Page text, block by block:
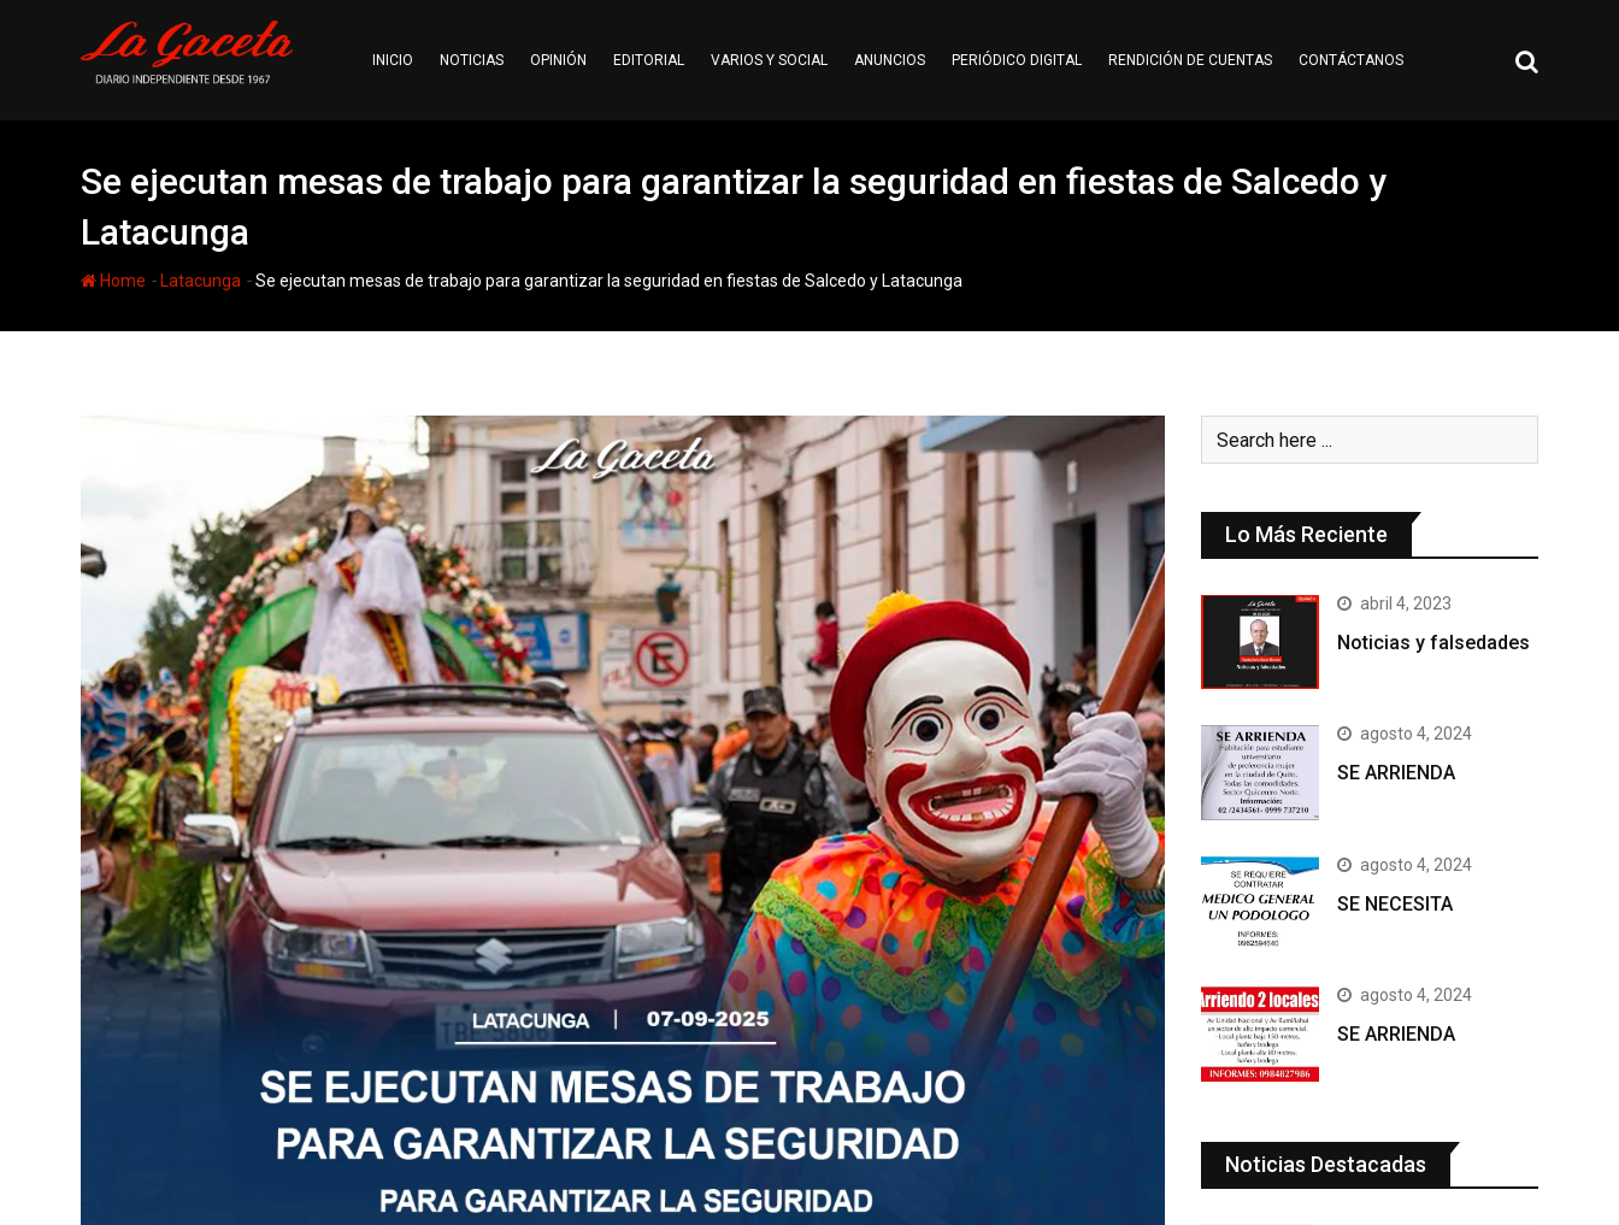
INICIO NOTICIAS OPINIÓN EDITORIAL VARIOS Y SOCIAL ANUNCIOS PERIÓDICO DIGITAL RENDICIÓN DE CUENTAS CONTÁCTANOS
Se ejecutan mesas de trabajo para garantizar la seguridad en fiestas de Salcedo y
Latacunga
Home - Latacunga -Se ejecutan mesas de trabajo para garantizar la seguridad en fiestas de Salcedo y Latacunga
Lo Más Reciente
abril 4, 2023
Noticias y falsedades
agosto 4, 2024
SE ARRIENDA
agosto 4, 2024
SE NECESITA
agosto 4, 2024
SE ARRIENDA
Noticias Destacadas